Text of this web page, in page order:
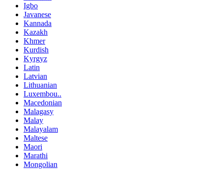
Igbo
Javanese
Kannada
Kazakh
Khmer
Kurdish
Kyrgyz
Latin
Latvian
Lithuanian
Luxembou..
Macedonian
Malagasy
Malay
Malayalam
Maltese
Maori
Marathi
Mongolian